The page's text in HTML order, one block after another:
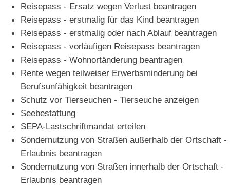
Reisepass - Ersatz wegen Verlust beantragen
Reisepass - erstmalig für das Kind beantragen
Reisepass - erstmalig oder nach Ablauf beantragen
Reisepass - vorläufigen Reisepass beantragen
Reisepass - Wohnortänderung beantragen
Rente wegen teilweiser Erwerbsminderung bei
Berufsunfähigkeit beantragen
Schutz vor Tierseuchen - Tierseuche anzeigen
Seebestattung
SEPA-Lastschriftmandat erteilen
Sondernutzung von Straßen außerhalb der Ortschaft -
Erlaubnis beantragen
Sondernutzung von Straßen innerhalb der Ortschaft -
Erlaubnis beantragen